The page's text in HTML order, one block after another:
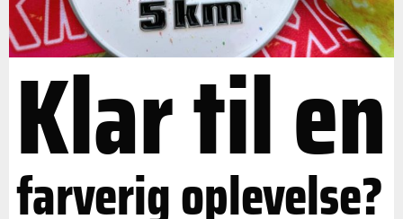
Klar til en
farverig oplevelse?